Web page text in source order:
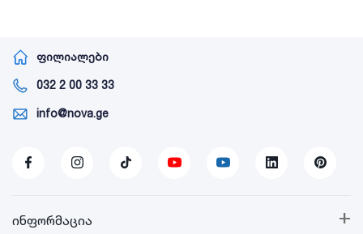
ფილიალები
032 2 00 33 33
info@nova.ge
+
ინფორმაცია